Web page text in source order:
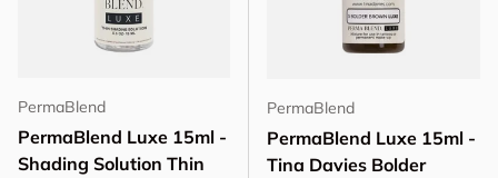
PermaBlend
PermaBlend Luxe 15ml -
Shading Solution Thin
PermaBlend
PermaBlend Luxe 15ml -
Tina Davies Bolder